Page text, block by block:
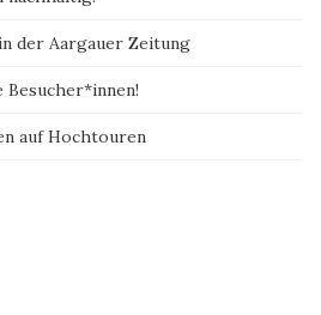
der Aargauer Zeitung
auf Hochtouren